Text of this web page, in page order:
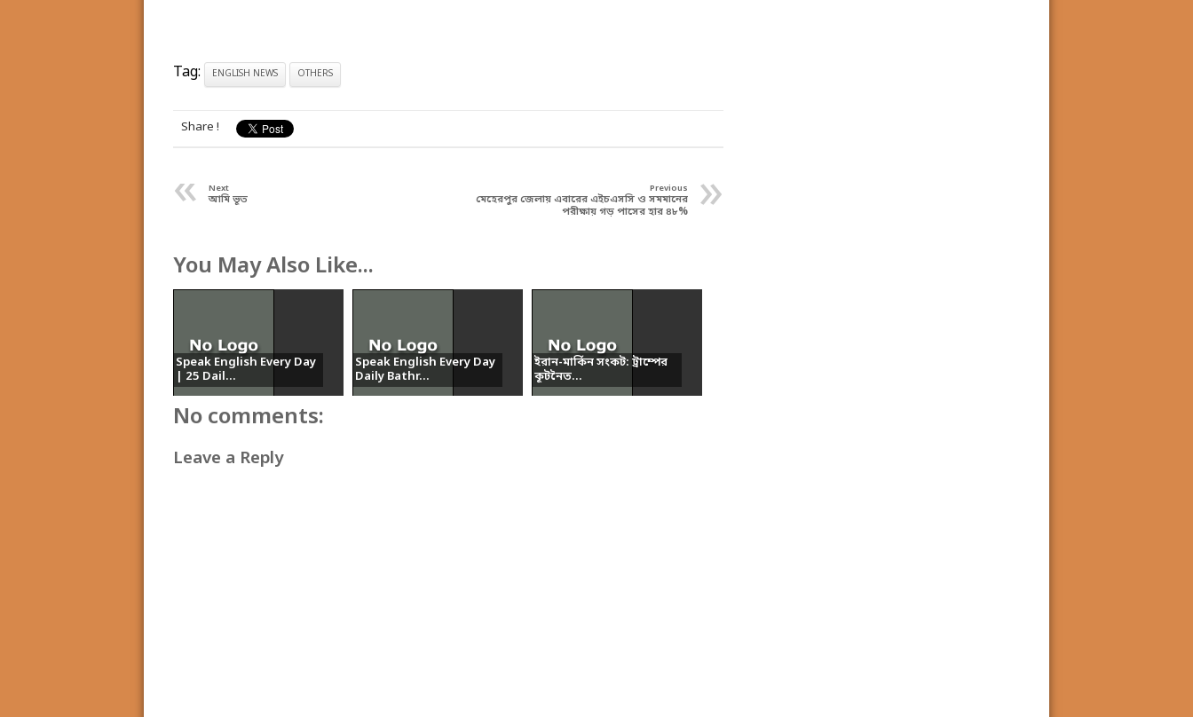
Tag: ENGLISH NEWS OTHERS
Share !
« Next
আমি ভূত »
Previous
মেহেরপুর জেলায় এবারের এইচএসসি ও সমমানের
পরীক্ষায় গড় পাসের হার ৪৮%
You May Also Like...
Speak English Every Day
| 25 Dail...
Speak English Every Day
Daily Bathr...
ইরান-মার্কিন সংকট: ট্রাম্পের
কূটনৈত...
No comments:
Leave a Reply